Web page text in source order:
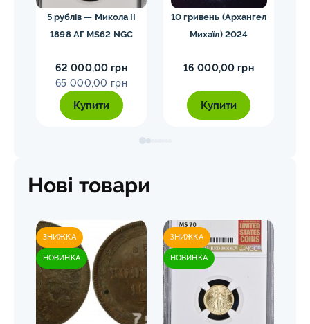
5 рублів — Микола II
1898 АГ MS62 NGC
62 000,00 грн
65 000,00 грн
Купити
10 гривень (Архангел
Михаїл) 2024
16 000,00 грн
Купити
Нові товари
ЗНИЖКА
НОВИНКА
ЗНИЖКА
НОВИНКА